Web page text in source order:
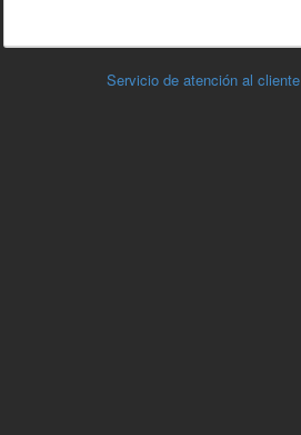
Servicio de atención al cliente